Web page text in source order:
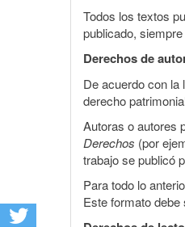
Todos los textos
publicado,
Derechos de
De acuerdo con la
derecho
Autoras o autores
Derechos (por
trabajo se publicó
Para todo lo
Este formato